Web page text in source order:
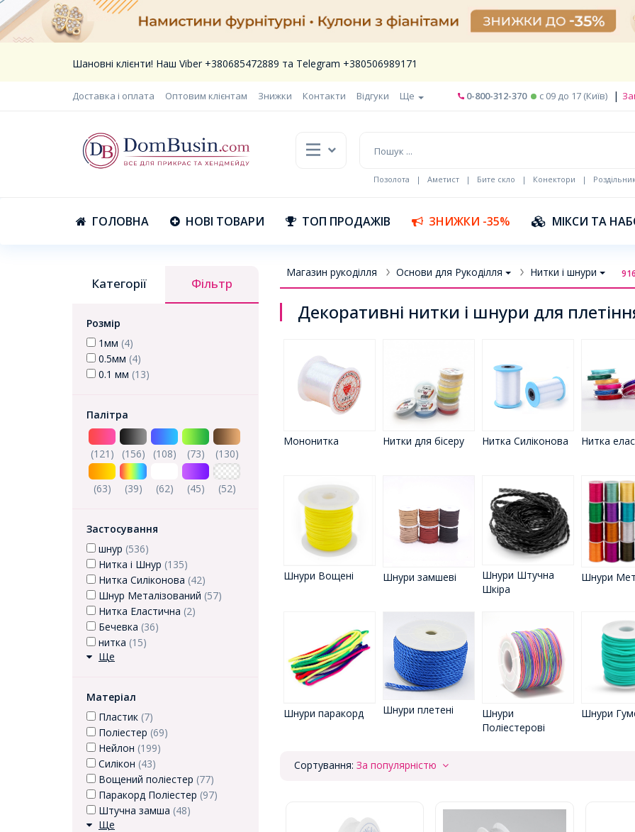
Шановні клієнти! Наш Viber +380685472889 та Telegram +380506989171
Доставка і оплата Оптовим клієнтам Знижки Контакти Відгуки Ще 0-800-312-370 c 09 до 17 (Київ) |
Позолота | Аметист | Бите скло | Конектори |
ГОЛОВНА НОВІ ТОВАРИ ТОП ПРОДАЖІВ ЗНИЖКИ -35% МІКСИ ТА
Категорії Фільтр
Розмір
1мм (4)
0.5мм (4)
0.1 мм (13)
Палітра
(121) (156) (108) (73) (130)
(63) (39) (62) (45) (52)
Застосування
шнур (536)
Нитка і Шнур (135)
Нитка Силіконова (42)
Шнур Металізований (57)
Нитка Еластична (2)
Бечевка (36)
нитка (15)
Ще
Матеріал
Пластик (7)
Поліестер (69)
Нейлон (199)
Силікон (43)
Вощений поліестер (77)
Паракорд Поліестер (97)
Штучна замша (48)
Ще
Магазин рукоділля Основи для Рукоділля Нитки і шнури 916
Декоративні нитки і шнури для
Мононитка Нитки для бісеру Нитка Силіконова Нитка
Шнури Вощені Шнури замшеві
Шнури Штучна
Шкіра
Шнури
Шнури паракорд Шнури плетені
Шнури
Поліестерові
Шнури
Сортування: За популярністю